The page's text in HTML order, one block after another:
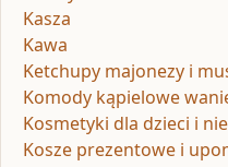
Kasza
Kawa
Ketchupy majonezy i
Komody kąpielowe
Kosmetyki dla dzieci i
Kosze prezentowe i